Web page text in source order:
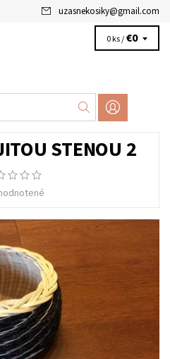
uzasnekosiky@gmail.com
0 ks /€0
STENOU 2